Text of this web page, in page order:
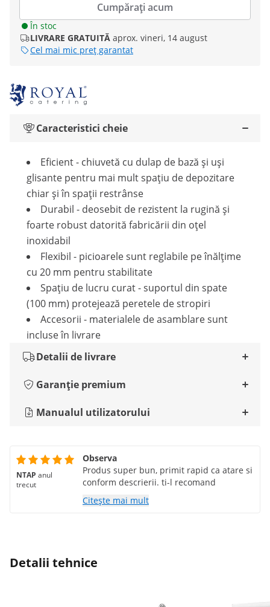
Cumpărați acum
În stoc
LIVRARE GRATUITĂ aprox. vineri, 14 august
Cel mai mic preț garantat
Caracteristici cheie
Eficient - chiuvetă cu dulap de bază și uși
glisante pentru mai mult spațiu de depozitare
chiar și în spații restrânse
Durabil - deosebit de rezistent la rugină și
foarte robust datorită fabricării din oțel
inoxidabil
Flexibil - picioarele sunt reglabile pe înălțime
cu 20 mm pentru stabilitate
Spațiu de lucru curat - suportul din spate
(100 mm) protejează peretele de stropiri
Accesorii - materialele de asamblare sunt
incluse în livrare
Detalii de livrare
Garanție premium
Manualul utilizatorului
NTAP anul
trecut
Observa
Produs super bun, primit rapid ca atare si
conform descrierii. ti-l recomand
Citește mai mult
Detalii tehnice